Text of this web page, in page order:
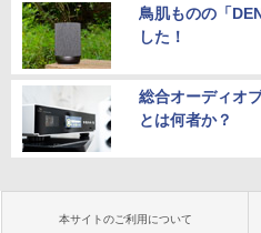
鳥肌ものの「
した！
総合オーディオ
とは何者か？
本サイトのご利用について